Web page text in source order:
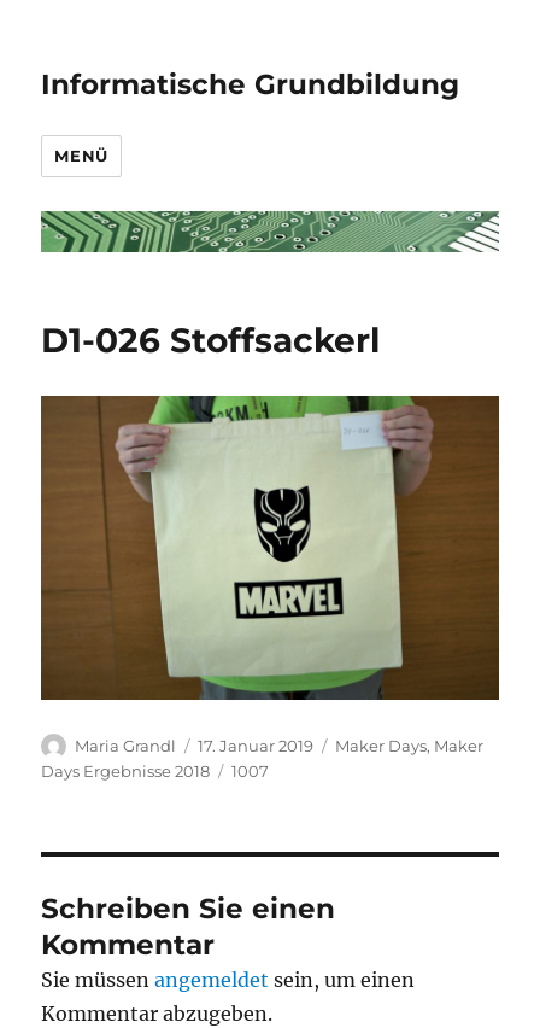
Informatische Grundbildung
MENÜ
D1-026 Stoffsackerl
Autor
Maria Grandl
Veröffentlicht
am
17. Januar 2019 Kategorien
Maker Days, Maker
Days Ergebnisse 2018
Schlagwörter
1007
Schreiben Sie einen
Kommentar
Sie müssenangemeldet sein, um einen
Kommentar abzugeben.